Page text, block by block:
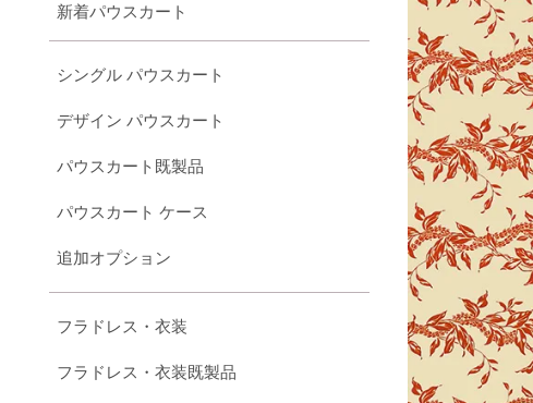
新着パウスカート
シングル パウスカート
デザイン パウスカート
パウスカート既製品
パウスカート ケース
追加オプション
フラドレス・衣装
フラドレス・衣装既製品